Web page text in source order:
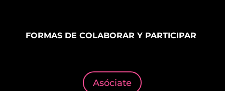
FORMAS DE COLABORAR Y PARTICIPAR
Asóciate